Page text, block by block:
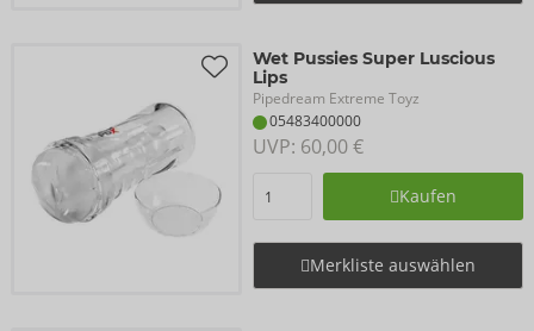
Wet Pussies Super Luscious
Lips
Pipedream Extreme Toyz
05483400000
UVP: 60,00 €
Kaufen
Merkliste auswählen